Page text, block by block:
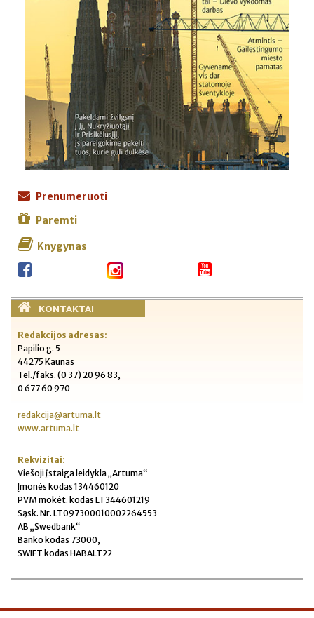
Prenumeruoti
Paremti
Knygynas
KONTAKTAI
Redakcijos adresas:
Papilio g. 5
44275 Kaunas
Tel./faks. (0 37) 20 96 83,
0 677 60 970
redakcija@artuma.lt
www.artuma.lt
Rekvizitai:
Viešoji įstaiga leidykla „Artuma“
Įmonės kodas 134460120
PVM mokėt. kodas LT344601219
Sąsk. Nr. LT097300010002264553
AB „Swedbank“
Banko kodas 73000,
SWIFT kodas HABALT22